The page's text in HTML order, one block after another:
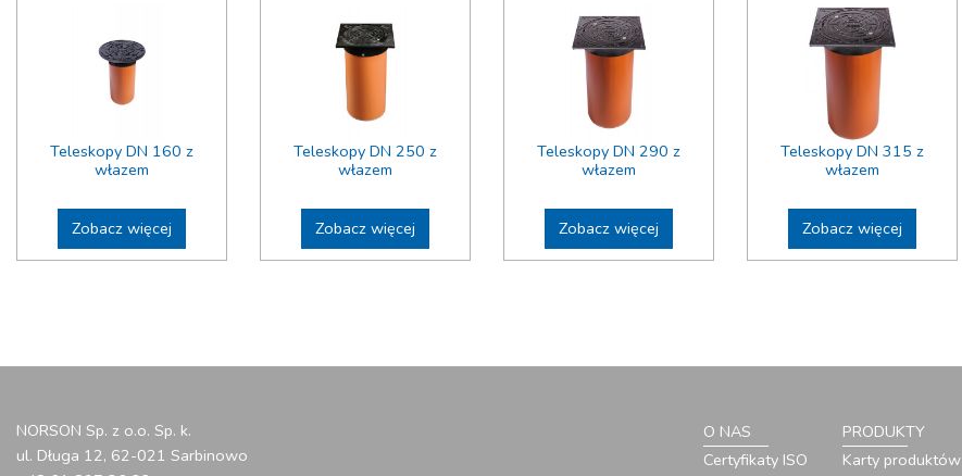
Teleskopy DN 160 z
włazem
Zobacz więcej
Teleskopy DN 250 z
włazem
Zobacz więcej
Teleskopy DN 290 z
włazem
Zobacz więcej
Teleskopy DN 315 z
włazem
Zobacz więcej
NORSON Sp. z o.o. Sp. k.
ul. Długa 12, 62-021 Sarbinowo
O NAS
Certyfikaty ISO
PRODUKTY
Karty produktów